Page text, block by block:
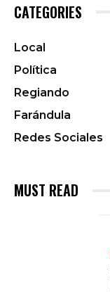
CATEGORIES
Local
Política
Regiando
Farándula
Redes Sociales
MUST READ